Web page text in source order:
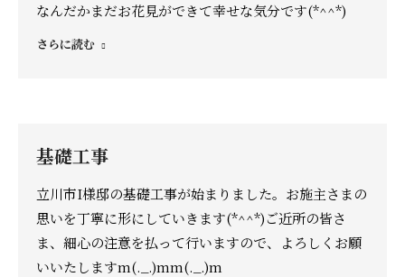
なんだかまだお花見ができて幸せな気分です(*^^*)
さらに読む
基礎工事
立川市I様邸の基礎工事が始まりました。お施主さまの
思いを丁寧に形にしていきます(*^^*)ご近所の皆さ
ま、細心の注意を払って行いますので、よろしくお願
いいたしますm(._.)mm(._.)m